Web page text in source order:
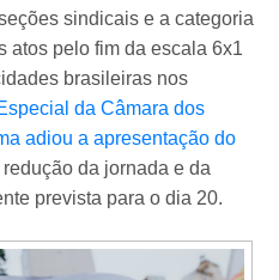
sindicais e a categoria
atos pelo fim da escala 6x1
brasileiras nos
da Câmara dos
adiou a apresentação do
redução da jornada e da
prevista para o dia 20.